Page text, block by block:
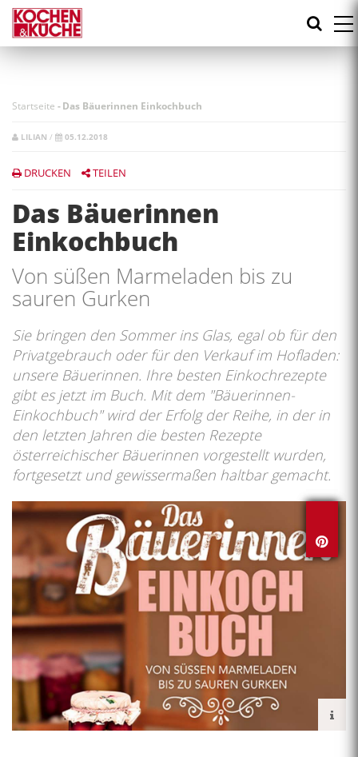
Direkt
zum
Inhalt
Startseite -Das Bäuerinnen Einkochbuch
LILIAN / 05.12.2018
DRUCKEN TEILEN
Das Bäuerinnen
Einkochbuch
Von süßen Marmeladen bis zu
sauren Gurken
Sie bringen den Sommer ins Glas, egal ob für den
Privatgebrauch oder für den Verkauf im Hofladen:
unsere Bäuerinnen. Ihre besten Einkochrezepte
gibt es jetzt im Buch. Mit dem "Bäuerinnen-
Einkochbuch" wird der Erfolg der Reihe, in der in
den letzten Jahren die besten Rezepte
österreichischer Bäuerinnen vorgestellt wurden,
fortgesetzt und gewissermaßen haltbar gemacht.